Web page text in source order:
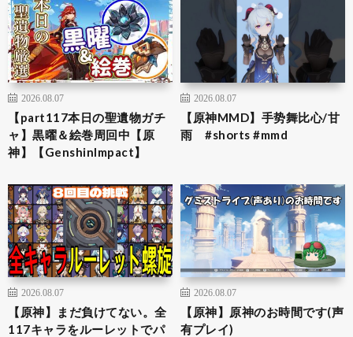
2026.08.07
【part117本日の聖遺物ガチ
ャ】黒曜＆絵巻周回中【原
神】【GenshinImpact】
2026.08.07
【原神MMD】手势舞比心/甘
雨 #shorts #mmd
2026.08.07
【原神】まだ負けてない。全
117キャラをルーレットでパ
2026.08.07
【原神】原神のお時間です(声
有プレイ)